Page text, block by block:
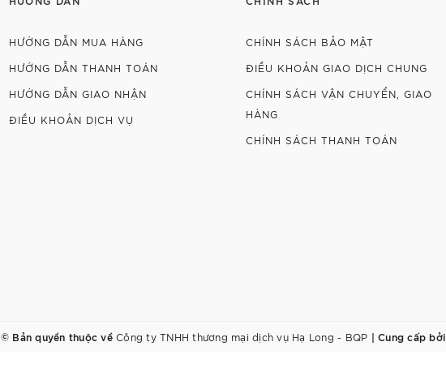
HƯỚNG DẪN MUA HÀNG
HƯỚNG DẪN THANH TOÁN
HƯỚNG DẪN GIAO NHẬN
ĐIỀU KHOẢN DỊCH VỤ
CHÍNH SÁCH BẢO MẬT
ĐIỀU KHOẢN GIAO DỊCH CHUNG
CHÍNH SÁCH VẬN CHUYỂN, GIAO
HÀNG
CHÍNH SÁCH THANH TOÁN
© Bản quyền thuộc về Công ty TNHH thương mại dịch vụ Hạ Long - BQP | Cung cấp bởi